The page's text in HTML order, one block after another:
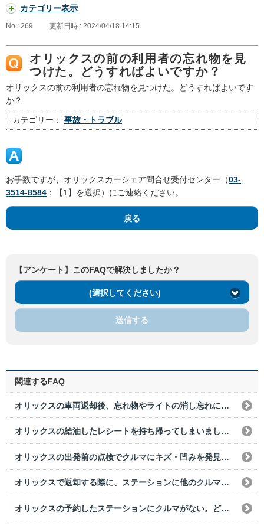
カテゴリー表示
No : 269 更新日時 : 2024/04/18 14:15
オリックスの前の利用者の忘れ物を見
つけた。どうすればよいですか？
オリックスの前の利用者の忘れ物を見つけた。どうすればよいです
か？
カテゴリー： 事故・トラブル
お手数ですが、オリックスカーシェア問合せ受付センター（03-
3514-8584 ：【1】を選択）にご連絡ください。
戻る
【アンケート】このFAQで解決しましたか？
(選択してください)
送信する
関連するFAQ
オリックスの車両返却後、忘れ物やライトの消し忘れに気づきました。どうすればいいですか？
オリックスの給油したレシートを持ち帰ってしまいました。どうすればいいですか？
オリックスの出発前の点検でクルマにキズ・凹みを発見した。どうすればいいですか？
オリックスで返却する際に、ステーションに他のクルマが停まっていた。どうすればいいですか？
オリックスの予約したステーションにクルマがない。どうすればいいですか？